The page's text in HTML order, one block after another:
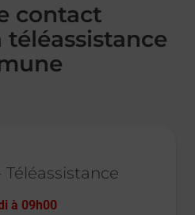
contact
Téléassistance
à 09h00